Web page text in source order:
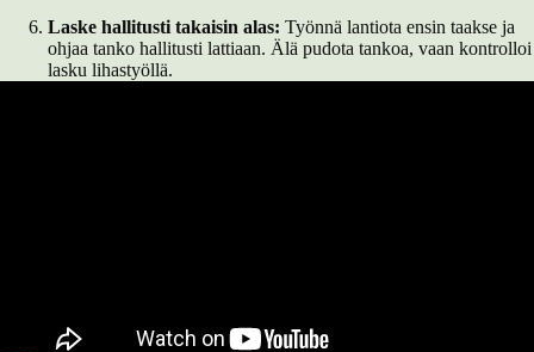
Laske hallitusti takaisin alas: Työnnä lantiota ensin taakse ja
ohjaa tanko hallitusti lattiaan. Älä pudota tankoa, vaan kontrolloi
lasku lihastyöllä.